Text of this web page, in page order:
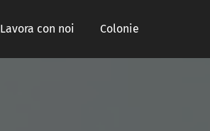
Lavora con noi Colonie